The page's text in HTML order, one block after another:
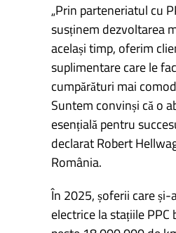
„Prin parteneriatul cu
susținem dezvoltarea
același timp, oferim
suplimentare care le
cumpărături mai
Suntem convinși că o
esențială pentru
declarat Robert
România.
În 2025, șoferii care
electrice la stațiile